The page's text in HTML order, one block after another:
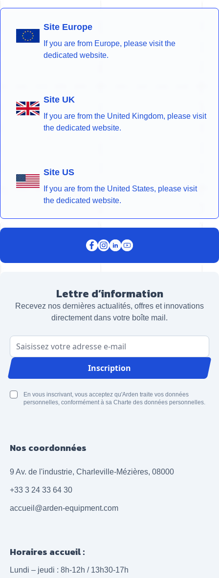
Site Europe
If you are from Europe, please visit the
dedicated website.
Site UK
If you are from the United Kingdom, please visit
the dedicated website.
Site US
If you are from the United States, please visit
the dedicated website.
Lettre d’information
Recevez nos dernières actualités, offres et innovations
directement dans votre boîte mail.
Adresse email
Inscription
En vous inscrivant, vous acceptez qu'Arden traite vos données
personnelles, conformément à sa Charte des données personnelles.
Nos coordonnées
9 Av. de l'industrie, Charleville-Mézières, 08000
+33 3 24 33 64 30
accueil@arden-equipment.com
Horaires accueil :
Lundi – jeudi : 8h-12h / 13h30-17h